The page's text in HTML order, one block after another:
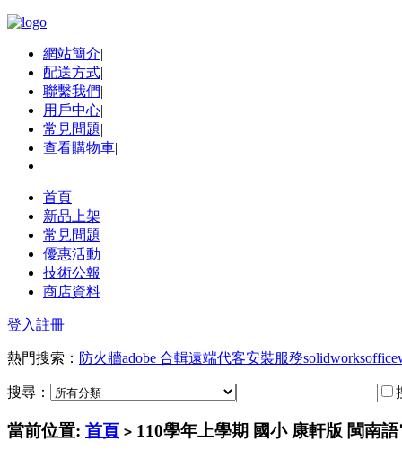
網站簡介|
配送方式|
聯繫我們|
用戶中心|
常見問題|
查看購物車|
首頁
新品上架
常見問題
優惠活動
技術公報
商店資料
登入註冊
熱門搜索： 防火牆adobe 合輯遠端代客安裝服務solidworksoffice
搜尋：
當前位置: 首頁 > 110學年上學期 國小 康軒版 閩南